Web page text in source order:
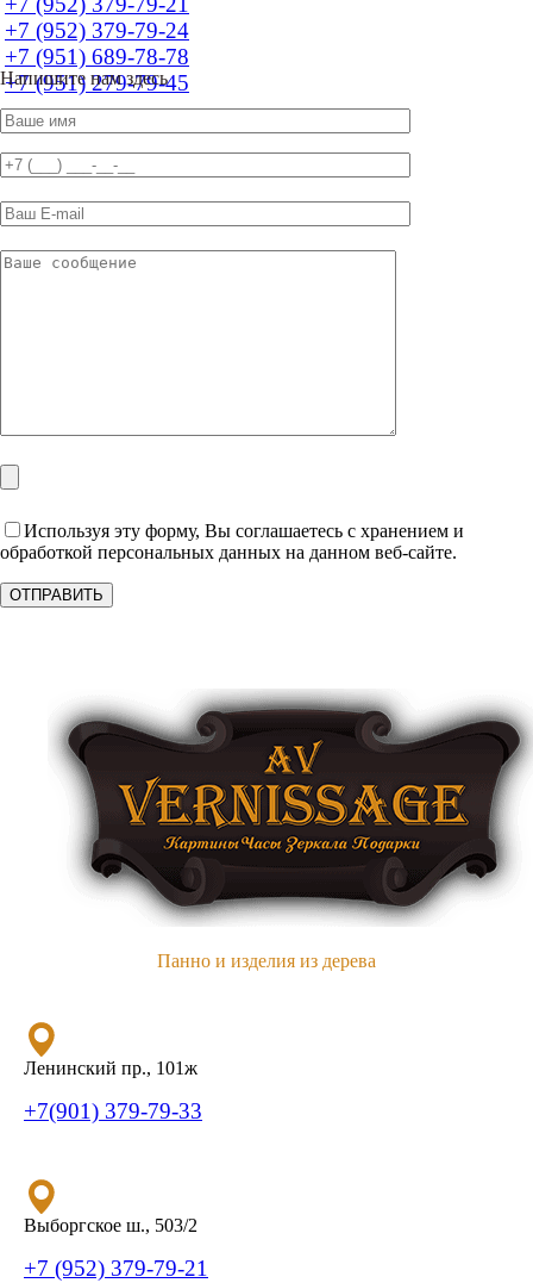
+7 (952) 379-79-24
+7 (951) 689-78-78
+7 (951) 279-79-45
Напишите нам здесь
Используя эту форму, Вы соглашаетесь с хранением и
обработкой персональных данных на данном веб-сайте.
Панно и изделия из дерева
Ленинский пр., 101ж
+7(901) 379-79-33
Выборгское ш., 503/2
+7 (952) 379-79-21